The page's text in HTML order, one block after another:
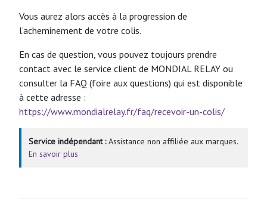
Vous aurez alors accès à la progression de
l’acheminement de votre colis.
En cas de question, vous pouvez toujours prendre
contact avec le service client de MONDIAL RELAY ou
consulter la FAQ (foire aux questions) qui est disponible
à cette adresse :
https://www.mondialrelay.fr/faq/recevoir-un-colis/
Service indépendant :Assistance non affiliée aux marques.
En savoir plus